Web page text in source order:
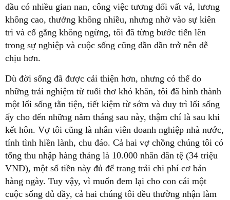
đầu có nhiều gian nan, công việc tương đối vất vả, lương
không cao, thưởng không nhiều, nhưng nhờ vào sự kiên
trì và cố gắng không ngừng, tôi đã từng bước tiến lên
trong sự nghiệp và cuộc sống cũng dần dần trở nên dễ
chịu hơn.
Dù đời sống đã được cải thiện hơn, nhưng có thể do
những trải nghiệm từ tuổi thơ khó khăn, tôi đã hình thành
một lối sống tằn tiện, tiết kiệm từ sớm và duy trì lối sống
ấy cho đến những năm tháng sau này, thậm chí là sau khi
kết hôn. Vợ tôi cũng là nhân viên doanh nghiệp nhà nước,
tính tình hiền lành, chu đáo. Cả hai vợ chồng chúng tôi có
tổng thu nhập hàng tháng là 10.000 nhân dân tệ (34 triệu
VNĐ), một số tiền này đủ để trang trải chi phí cơ bản
hàng ngày. Tuy vậy, vì muốn đem lại cho con cái một
cuộc sống đủ đầy, cả hai chúng tôi đều thường nhận làm